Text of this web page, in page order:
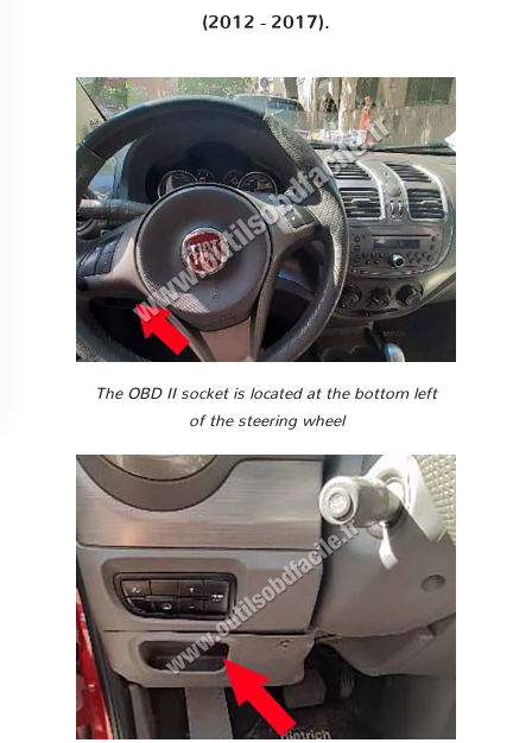
(2012 - 2017).
The OBD II socket is located at the bottom left
of the steering wheel